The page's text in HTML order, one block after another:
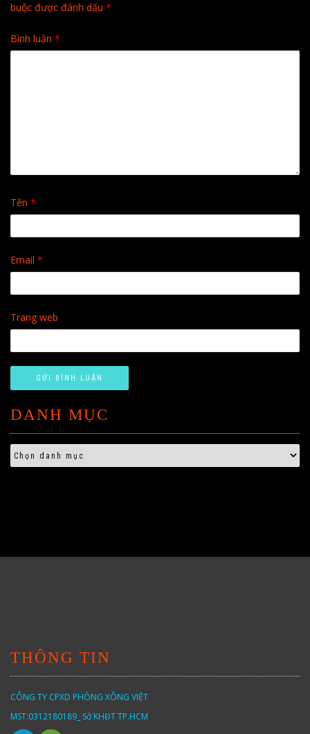
buộc được đánh dấu *
Bình luận *
Tên *
Email *
Trang web
DANH MỤC
THÔNG TIN
CÔNG TY CPXD PHÒNG XÔNG VIỆT
MST:0312180189_ Sở KHĐT TP.HCM